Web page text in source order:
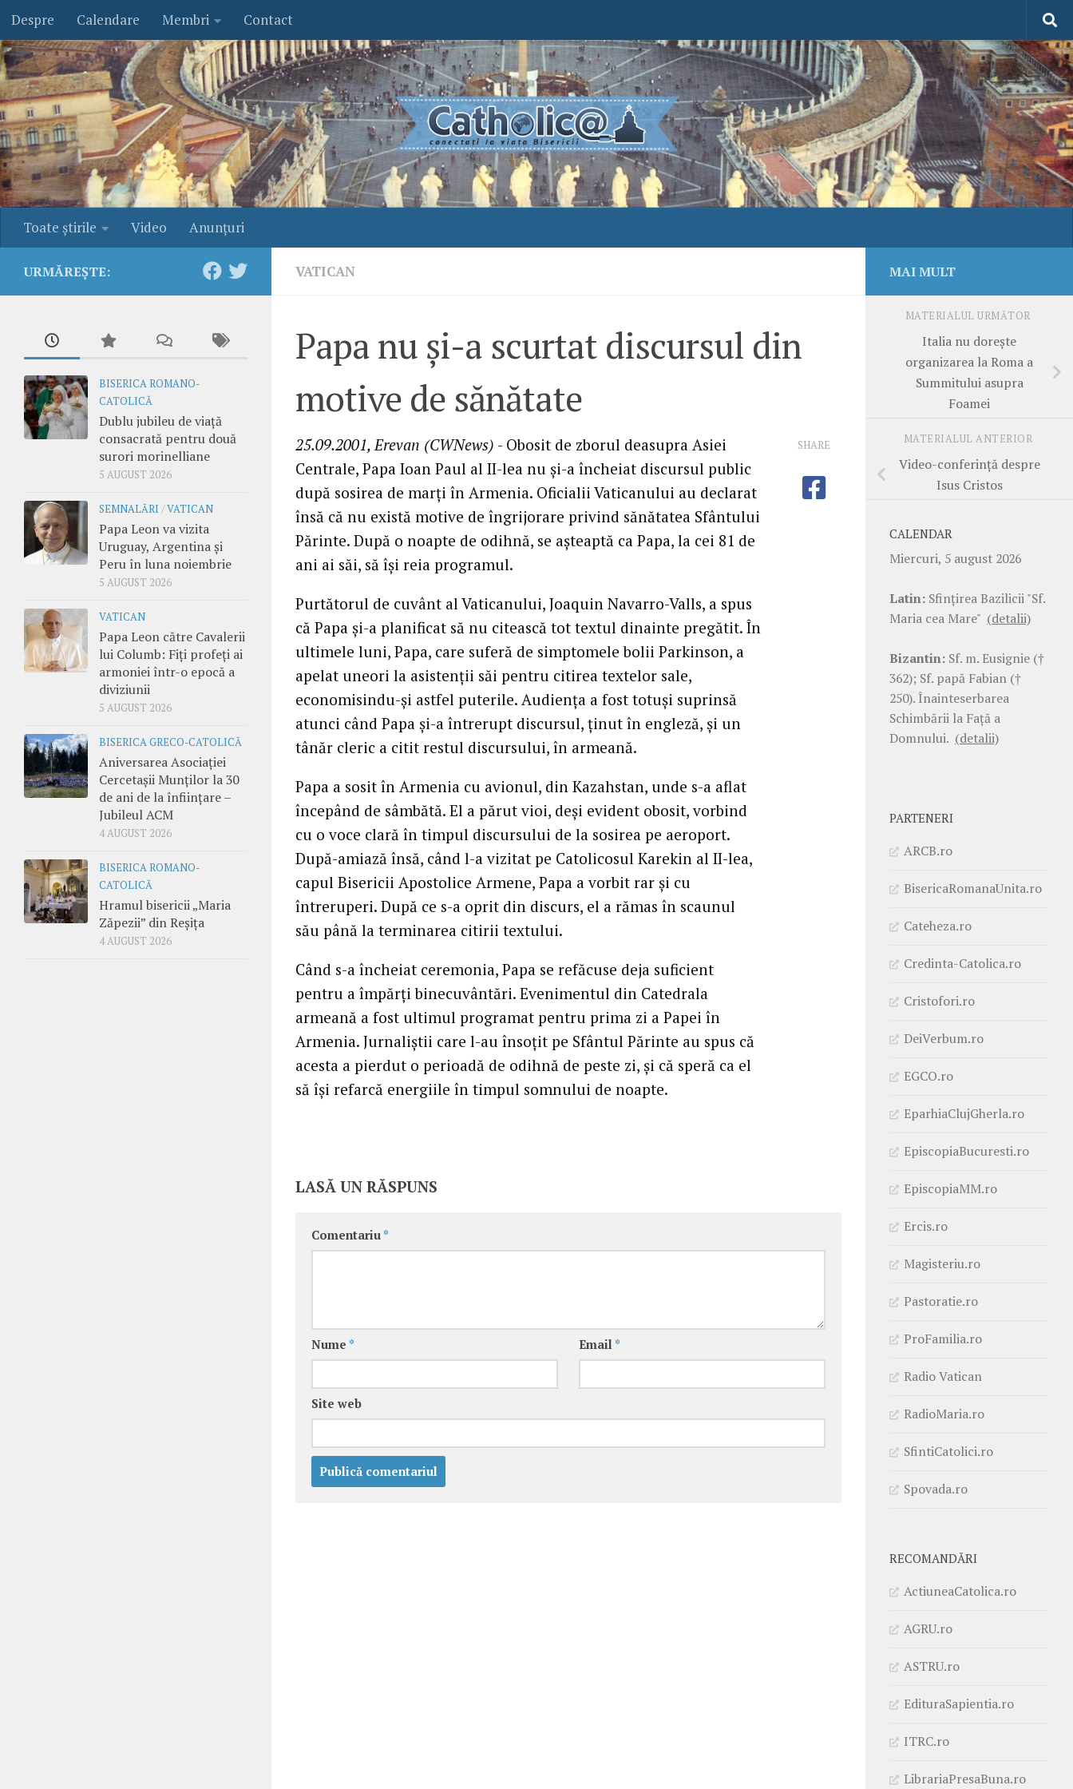
Skip to content
Despre Calendare Membri Contact
Toate ştirile Video Anunţuri
VATICAN
Papa nu şi-a scurtat discursul din
motive de sănătate
25.09.2001, Erevan (CWNews) - Obosit de zborul deasupra Asiei
Centrale, Papa Ioan Paul al II-lea nu şi-a încheiat discursul public
după sosirea de marţi în Armenia. Oficialii Vaticanului au declarat
însă că nu există motive de îngrijorare privind sănătatea Sfântului
Părinte. După o noapte de odihnă, se aşteaptă ca Papa, la cei 81 de
ani ai săi, să îşi reia programul.
Purtătorul de cuvânt al Vaticanului, Joaquin Navarro-Valls, a spus
că Papa şi-a planificat să nu citească tot textul dinainte pregătit. În
ultimele luni, Papa, care suferă de simptomele bolii Parkinson, a
apelat uneori la asistenţii săi pentru citirea textelor sale,
economisindu-şi astfel puterile. Audienţa a fost totuşi suprinsă
atunci când Papa şi-a întrerupt discursul, ţinut în engleză, şi un
tânăr cleric a citit restul discursului, în armeană.
Papa a sosit în Armenia cu avionul, din Kazahstan, unde s-a aflat
începând de sâmbătă. El a părut vioi, deşi evident obosit, vorbind
cu o voce clară în timpul discursului de la sosirea pe aeroport.
După-amiază însă, când l-a vizitat pe Catolicosul Karekin al II-lea,
capul Bisericii Apostolice Armene, Papa a vorbit rar şi cu
întreruperi. După ce s-a oprit din discurs, el a rămas în scaunul
său până la terminarea citirii textului.
Când s-a încheiat ceremonia, Papa se refăcuse deja suficient
pentru a împărţi binecuvântări. Evenimentul din Catedrala
armeană a fost ultimul programat pentru prima zi a Papei în
Armenia. Jurnaliştii care l-au însoţit pe Sfântul Părinte au spus că
acesta a pierdut o perioadă de odihnă de peste zi, şi că speră ca el
să îşi refarcă energiile în timpul somnului de noapte.
SHARE
LASĂ UN RĂSPUNS
Comentariu *
Nume * Email *
Site web
URMĂREȘTE:
BISERICA ROMANO-
CATOLICĂ
Dublu jubileu de viață
consacrată pentru două
surori morinelliane
5 AUGUST 2026
SEMNALĂRI /VATICAN
Papa Leon va vizita
Uruguay, Argentina și
Peru în luna noiembrie
5 AUGUST 2026
VATICAN
Papa Leon către Cavalerii
lui Columb: Fiți profeți ai
armoniei într-o epocă a
diviziunii
5 AUGUST 2026
BISERICA GRECO-CATOLICĂ
Aniversarea Asociației
Cercetașii Munților la 30
de ani de la înființare –
Jubileul ACM
4 AUGUST 2026
BISERICA ROMANO-
CATOLICĂ
Hramul bisericii „Maria
Zăpezii” din Reșița
4 AUGUST 2026
MAI MULT
MATERIALUL URMĂTOR
Italia nu doreşte
organizarea la Roma a
Summitului asupra
Foamei
MATERIALUL ANTERIOR
Video-conferinţă despre
Isus Cristos
CALENDAR
Miercuri, 5 august 2026
Latin: Sfinţirea Bazilicii "Sf.
Maria cea Mare" (detalii)
Bizantin: Sf. m. Eusignie (†
362); Sf. papă Fabian (†
250). Înainteserbarea
Schimbării la Faţă a
Domnului. (detalii)
PARTENERI
ARCB.ro
BisericaRomanaUnita.ro
Cateheza.ro
Credinta-Catolica.ro
Cristofori.ro
DeiVerbum.ro
EGCO.ro
EparhiaClujGherla.ro
EpiscopiaBucuresti.ro
EpiscopiaMM.ro
Ercis.ro
Magisteriu.ro
Pastoratie.ro
ProFamilia.ro
Radio Vatican
RadioMaria.ro
SfintiCatolici.ro
Spovada.ro
RECOMANDĂRI
ActiuneaCatolica.ro
AGRU.ro
ASTRU.ro
EdituraSapientia.ro
ITRC.ro
LibrariaPresaBuna.ro